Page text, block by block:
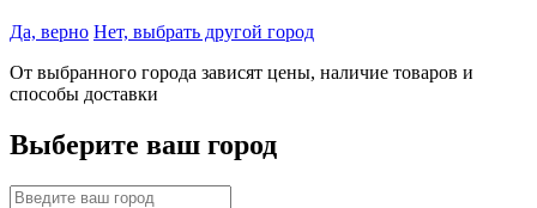
Да, верно Нет, выбрать другой город
От выбранного города зависят цены, наличие товаров и
способы доставки
Выберите ваш город